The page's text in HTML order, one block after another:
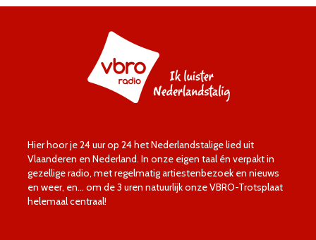
Hier hoor je 24 uur op 24 het Nederlandstalige lied uit
Vlaanderen en Nederland. In onze eigen taal én verpakt in
gezellige radio, met regelmatig artiestenbezoek en nieuws
en weer, en… om de 3 uren natuurlijk onze VBRO-Trotsplaat
helemaal centraal!